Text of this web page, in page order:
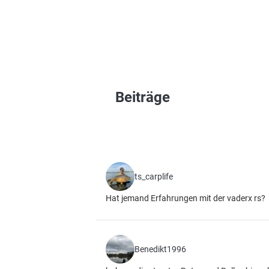
Beiträge
ts_carplife
Hat jemand Erfahrungen mit der vaderx rs?
Benedikt1996